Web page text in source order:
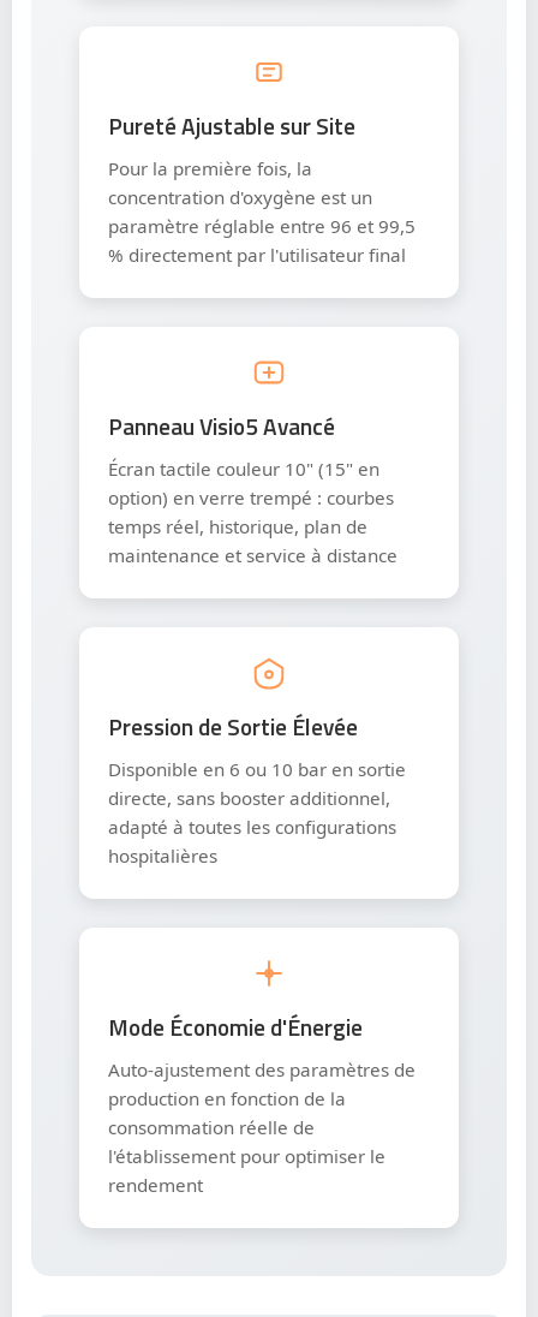
Pureté Ajustable sur Site
Pour la première fois, la
concentration d'oxygène est un
paramètre réglable entre 96 et 99,5
% directement par l'utilisateur final
Panneau Visio5 Avancé
Écran tactile couleur 10" (15" en
option) en verre trempé : courbes
temps réel, historique, plan de
maintenance et service à distance
Pression de Sortie Élevée
Disponible en 6 ou 10 bar en sortie
directe, sans booster additionnel,
adapté à toutes les configurations
hospitalières
Mode Économie d'Énergie
Auto-ajustement des paramètres de
production en fonction de la
consommation réelle de
l'établissement pour optimiser le
rendement